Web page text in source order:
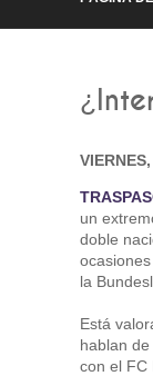
un
doble
la
Está
hablan
con el FC